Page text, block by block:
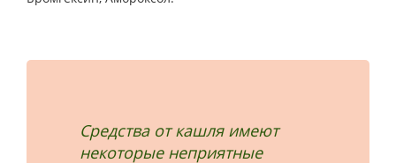
Средства от кашля имеют
некоторые неприятные